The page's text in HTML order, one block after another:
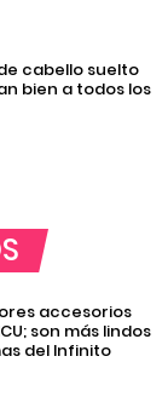
cabello suelto
bien a todos los
accesorios
son más lindos
del Infinito